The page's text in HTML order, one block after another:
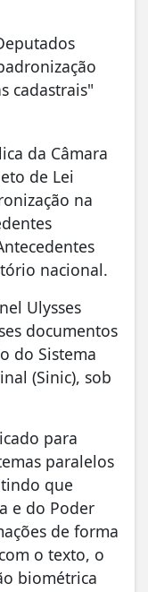
cadastrais"
da Câmara
de Lei
na
nacional.
Ulysses
documentos
do Sistema
(Sinic), sob
para
paralelos
que
e do Poder
de forma
o texto, o
biométrica